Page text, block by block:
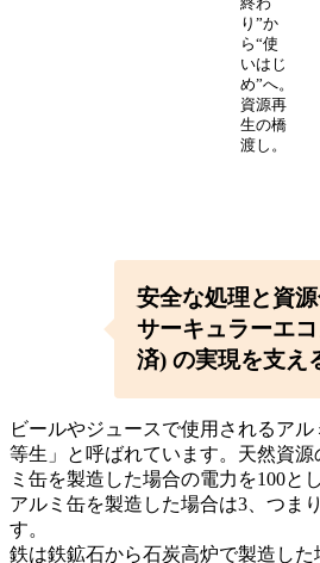
終わ
り”か
ら“使
いはじ
め”へ。
資源再
生の橋
渡し。
安全な処理と資
サーキュラーエ
済) の実現を支え
ビールやジュースで使用されるア
等生」と呼ばれています。天然資
ミ缶を製造した場合の電力を100と
アルミ缶を製造した場合は3、つま
す。
鉄は鉄鉱石から石炭高炉で製造した